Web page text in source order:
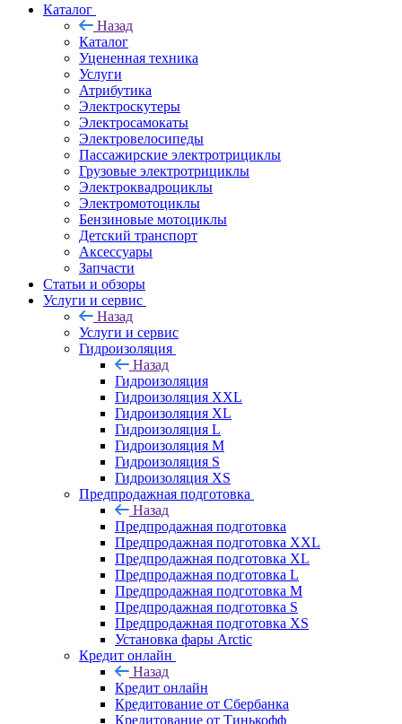
Каталог
Назад
Каталог
Уцененная техника
Услуги
Атрибутика
Электроскутеры
Электросамокаты
Электровелосипеды
Пассажирские электротрициклы
Грузовые электротрициклы
Электроквадроциклы
Электромотоциклы
Бензиновые мотоциклы
Детский транспорт
Аксессуары
Запчасти
Статьи и обзоры
Услуги и сервис
Назад
Услуги и сервис
Гидроизоляция
Назад
Гидроизоляция
Гидроизоляция XXL
Гидроизоляция XL
Гидроизоляция L
Гидроизоляция M
Гидроизоляция S
Гидроизоляция XS
Предпродажная подготовка
Назад
Предпродажная подготовка
Предпродажная подготовка XXL
Предпродажная подготовка XL
Предпродажная подготовка L
Предпродажная подготовка M
Предпродажная подготовка S
Предпродажная подготовка XS
Установка фары Arctic
Кредит онлайн
Назад
Кредит онлайн
Кредитование от Сбербанка
Кредитование от Тинькофф